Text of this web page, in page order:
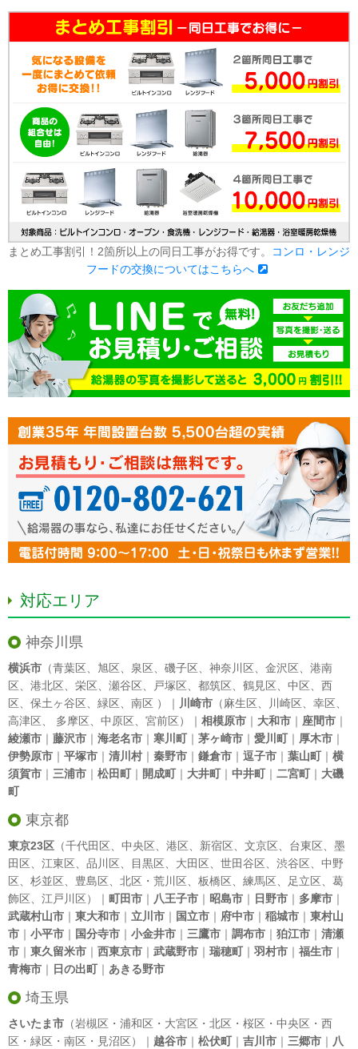
まとめ工事割引！2箇所以上の同日工事がお得です。
コンロ・レンジ
フードの交換についてはこちらへ
対応エリア
神奈川県
横浜市 （青葉区 旭区 泉区 磯子区 神奈川区 金沢区
港南
区
港北区 栄区 瀬谷区 戸塚区 都筑区 鶴見区 中区
西
区
保土ヶ谷区 緑区 南区 ）｜ 川崎市 （麻生区 川崎区 幸区
高津区
多摩区 中原区 宮前区）｜ 相模原市 ｜ 大和市 ｜ 座間市 ｜
綾瀬市 ｜ 藤沢市 ｜ 海老名市 ｜ 寒川町｜ 茅ヶ崎市 ｜ 愛川町｜ 厚木市 ｜
伊勢原市 ｜ 平塚市 ｜ 清川村｜ 秦野市 ｜ 鎌倉市 ｜ 逗子市 ｜ 葉山町｜ 横
須賀市 ｜ 三浦市 ｜ 松田町｜ 開成町｜ 大井町｜ 中井町｜ 二宮町｜ 大磯
町
東京都
東京23区 （千代田区 中央区 港区 新宿区 文京区 台東区
墨
田区
江東区 品川区 目黒区 大田区 世田谷区 渋谷区
中野
区
杉並区 豊島区 北区 ・ 荒川区 板橋区 練馬区 足立区
葛
飾区
江戸川区）｜ 町田市 ｜ 八王子市 ｜ 昭島市 ｜ 日野市 ｜ 多摩市 ｜
武蔵村山市 ｜ 東大和市 ｜ 立川市 ｜ 国立市 ｜ 府中市 ｜ 稲城市 ｜ 東村山
市 ｜ 小平市 ｜ 国分寺市 ｜ 小金井市 ｜ 三鷹市 ｜ 調布市 ｜ 狛江市 ｜ 清瀬
市 ｜ 東久留米市 ｜ 西東京市 ｜ 武蔵野市 ｜ 瑞穂町｜ 羽村市 ｜ 福生市 ｜
青梅市 ｜ 日の出町｜ あきる野市
埼玉県
さいたま市 （岩槻区・浦和区・大宮区・北区・桜区・中央区・西
区・緑区・南区・見沼区）｜ 越谷市 ｜ 松伏町｜ 吉川市 ｜ 三郷市 ｜ 八